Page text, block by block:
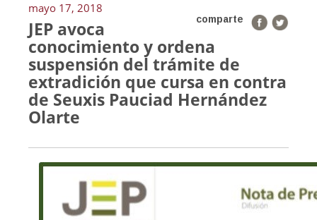
mayo 17, 2018
comparte
JEP avoca
conocimiento y ordena
suspensión del trámite de
extradición que cursa en contra
de Seuxis Pauciad Hernández
Olarte